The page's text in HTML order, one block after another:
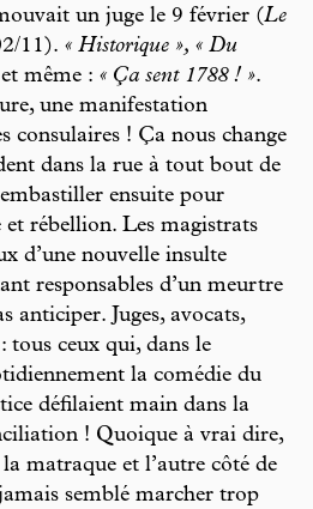
un juge le 9 février (Le
11). « Historique », « Du
et même : « Ça sent 1788 ! ».
une manifestation
consulaires ! Ça nous change
dans la rue à tout bout de
ensuite pour
et rébellion. Les magistrats
d’une nouvelle insulte
responsables d’un meurtre
anticiper. Juges, avocats,
tous ceux qui, dans le
la comédie du
défilaient main dans la
! Quoique à vrai dire,
matraque et l’autre côté de
semblé marcher trop